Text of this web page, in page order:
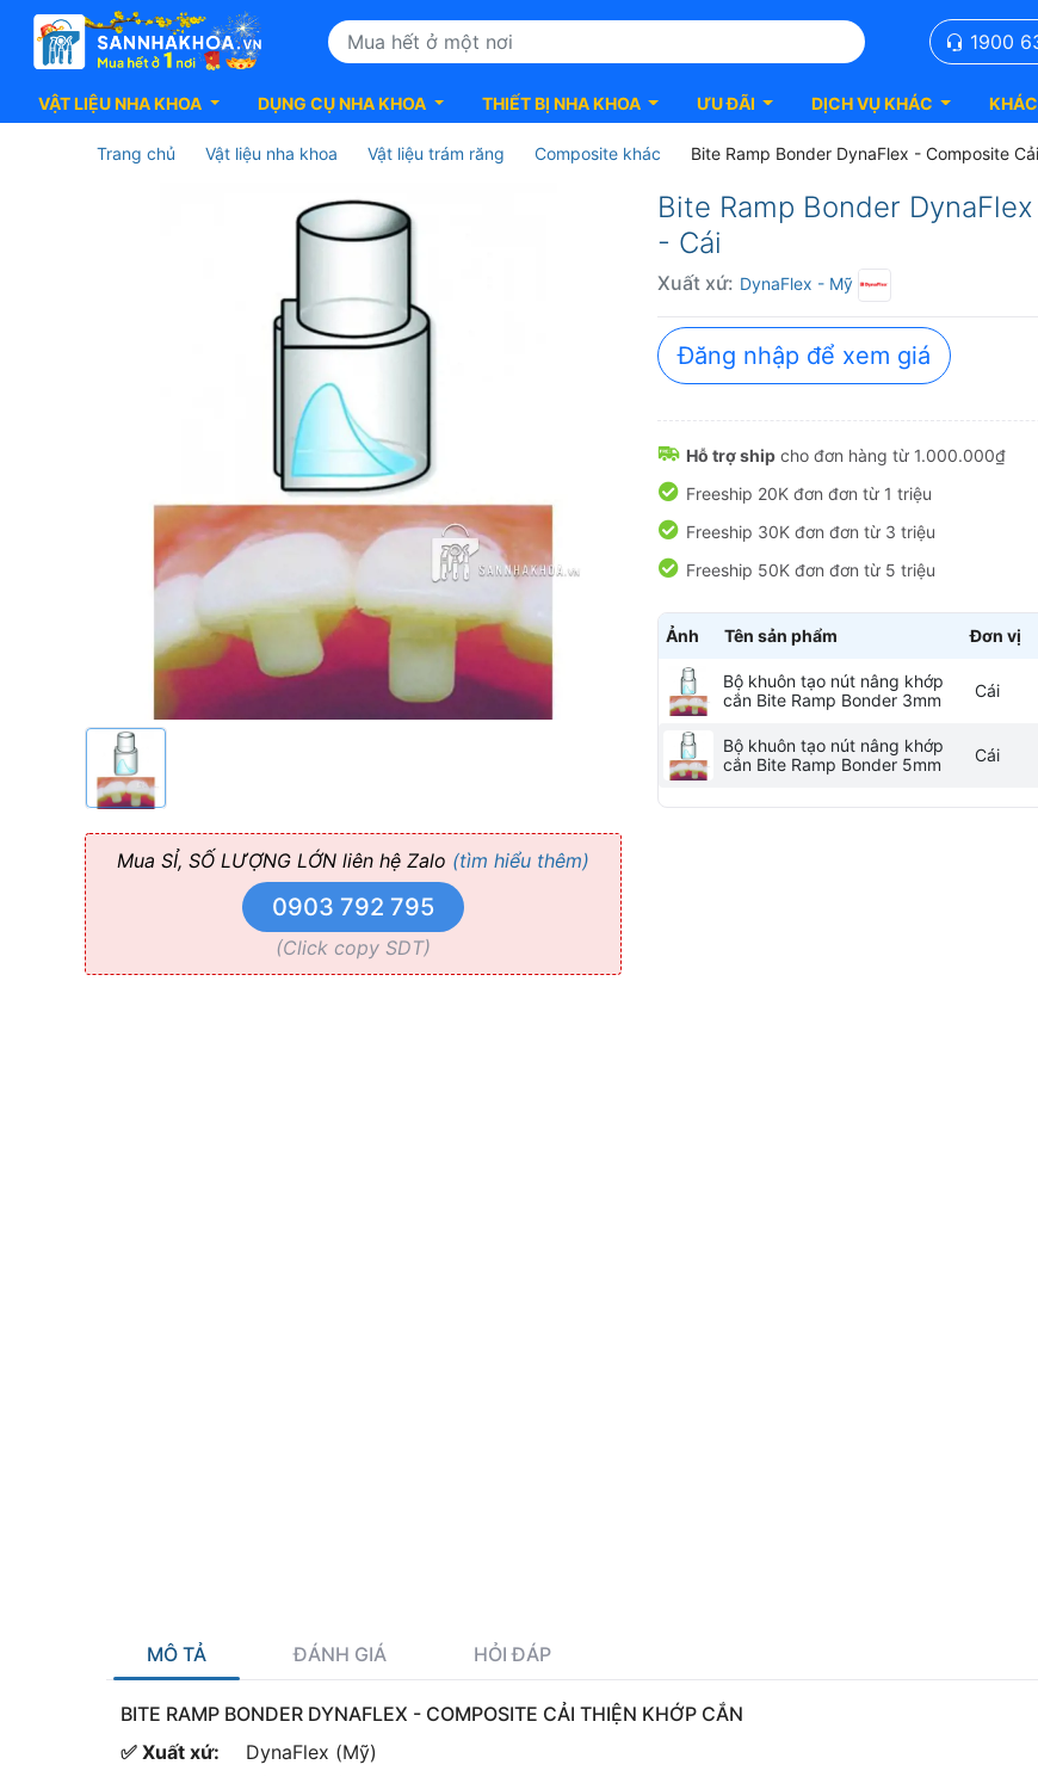
1900
VẬT LIỆU NHA KHOA DỤNG CỤ NHA KHOA THIẾT BỊ NHA KHOA ƯU ĐÃI DỊCH VỤ KHÁC
Trang chủ Vật liệu nha khoa Vật liệu trám răng Composite khác Bite Ramp Bonder DynaFlex - Composite
DynaFlex:
Thiện
Khớp
Cắn
Bằng
Composite
Mua SỈ, SỐ LƯỢNG LỚN liên hệ Zalo (tìm hiểu thêm)
0903 792 795
(Click copy SDT)
Bite Ramp Bonder
- Cái
Xuất xứ: DynaFlex - Mỹ
Đăng nhập để xem giá
Hỗ trợ ship cho đơn hàng từ 1.000.000₫
Freeship 20K đơn đơn từ 1 triệu
Freeship 30K đơn đơn từ 3 triệu
Freeship 50K đơn đơn từ 5 triệu
Ảnh Tên sản phẩm Đơn vị
Bộ khuôn tạo nút nâng khớp
cắn Bite Ramp Bonder 3mm
Cái
Bộ khuôn tạo nút nâng khớp
cắn Bite Ramp Bonder 5mm
Cái
MÔ TẢ ĐÁNH GIÁ HỎI ĐÁP
BITE RAMP BONDER DYNAFLEX - COMPOSITE CẢI THIỆN KHỚP CẮN
✅ Xuất xứ:
DynaFlex (Mỹ)